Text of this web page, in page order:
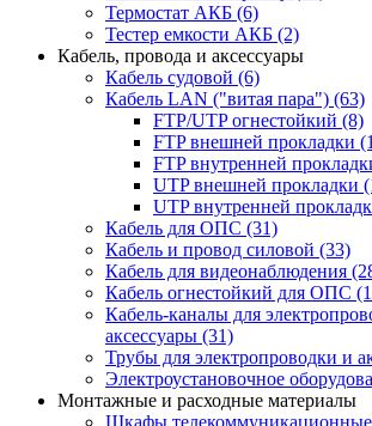
Термостат АКБ (6)
Тестер емкости АКБ (2)
Кабель, провода и аксессуары
Кабель судовой (6)
Кабель LAN ("витая пара") (63)
FTP/UTP огнестойкий (8)
FTP внешней прокладки
FTP внутренней
UTP внешней прокладки
UTP внутренней
Кабель для ОПС (31)
Кабель и провод силовой (33)
Кабель для видеонаблюдения
Кабель огнестойкий для ОПС
Кабель-каналы для
аксессуары (31)
Трубы для электропроводки и
Электроустановочное
Монтажные и расходные материалы
Шкафы телекоммуникационные